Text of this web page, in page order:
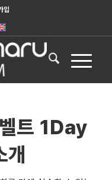
입
트 1Day
개